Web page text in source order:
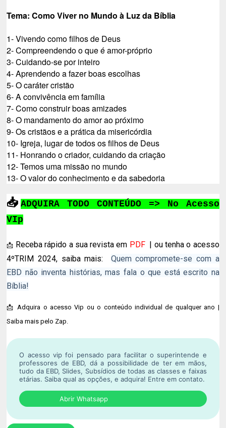
Tema: Como Viver no Mundo à Luz da Bíblia
1- Vivendo como filhos de Deus
2- Compreendendo o que é amor-próprio
3- Cuidando-se por inteiro
4- Aprendendo a fazer boas escolhas
5- O caráter cristão
6- A convivência em família
7- Como construir boas amizades
8- O mandamento do amor ao próximo
9- Os cristãos e a prática da misericórdia
10- Igreja, lugar de todos os filhos de Deus
11- Honrando o criador, cuidando da criação
12- Temos uma missão no mundo
13- O valor do conhecimento e da sabedoria
📥ADQUIRA TODO CONTEÚDO => No Acesso
VIp
📩 Receba rápido a sua revista em PDF| ou tenha o acesso
4ºTRIM 2024, saiba mais:
Quem compromete-se com a
EBD não inventa histórias, mas fala o que está escrito na
Bíblia!
📩 Adquira o acesso Vip ou o conteúdo individual de qualquer ano |
Saiba mais pelo Zap.
O acesso vip foi pensado para facilitar o superintende e
professores de EBD, dá a possibilidade de ter em mãos,
tudo da EBD, Slides, Subsídios de todas as classes e faixas
etárias. Saiba qual as opções, e adquira! Entre em contato.
Abrir Whatsapp